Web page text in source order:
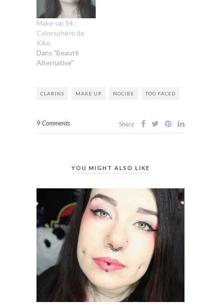
Make-up 54 :
Colorsphère de
Kiko.
Dans "Beauté
Alternative"
CLARINS MAKE UP NOCIBE TOO FACED
9 Comments Share
YOU MIGHT ALSO LIKE